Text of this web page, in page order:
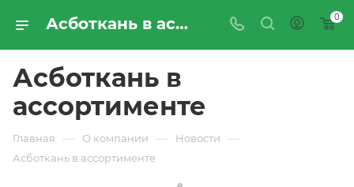
Асботкань в ассортименте | Новости компании «ПРОМРЕСУРССЕРВИС» 0
Асботкань в
ассортименте
Главная — О компании — Новости —
Асботкань в ассортименте